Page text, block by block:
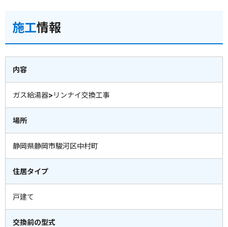
施工情報
内容
ガス給湯器>リンナイ交換工事
場所
静岡県静岡市駿河区中村町
住居タイプ
戸建て
交換前の型式